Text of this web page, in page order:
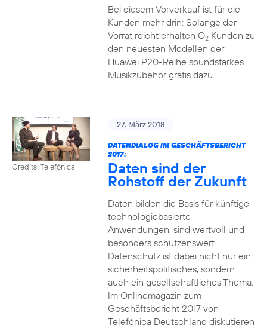
Bei diesem Vorverkauf ist für die
Kunden mehr drin: Solange der
Vorrat reicht erhalten O2Kunden zu
den neuesten Modellen der
Huawei P20-Reihe soundstarkes
Musikzubehör gratis dazu.
Credits: Telefónica
27. März 2018
DATENDIALOG IM GESCHÄFTSBERICHT
2017:
Daten sind der
Rohstoff der Zukunft
Daten bilden die Basis für künftige
technologiebasierte
Anwendungen, sind wertvoll und
besonders schützenswert.
Datenschutz ist dabei nicht nur ein
sicherheitspolitisches, sondern
auch ein gesellschaftliches Thema.
Im Onlinemagazin zum
Geschäftsbericht 2017 von
Telefónica Deutschland diskutieren